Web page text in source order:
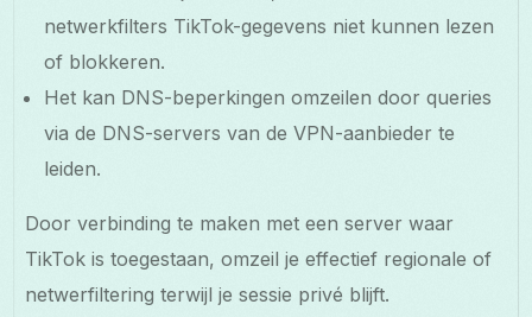
netwerkfilters TikTok-gegevens niet kunnen lezen
of blokkeren.
Het kan DNS-beperkingen omzeilen door queries
via de DNS-servers van de VPN-aanbieder te
leiden.
Door verbinding te maken met een server waar
TikTok is toegestaan, omzeil je effectief regionale of
netwerfiltering terwijl je sessie privé blijft.